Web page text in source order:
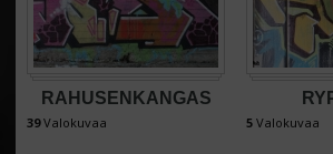
RAHUSENKANGAS
39Valokuvaa 5 Valokuvaa